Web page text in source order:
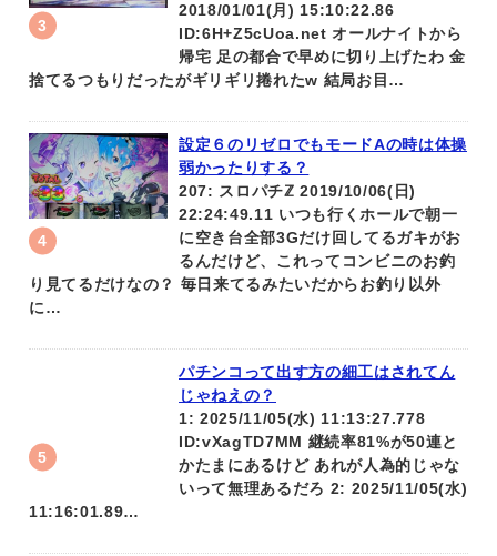
2018/01/01(月) 15:10:22.86
ID:6H+Z5cUoa.net オールナイトから
帰宅 足の都合で早めに切り上げたわ 金
捨てるつもりだったがギリギリ捲れたw 結局お目…
設定６のリゼロでもモードAの時は体操
弱かったりする？
207: スロパチℤ 2019/10/06(日)
22:24:49.11 いつも行くホールで朝一
に空き台全部3Gだけ回してるガキがお
るんだけど、これってコンビニのお釣
り見てるだけなの？ 毎日来てるみたいだからお釣り以外
に…
パチンコって出す方の細工はされてん
じゃねえの？
1: 2025/11/05(水) 11:13:27.778
ID:vXagTD7MM 継続率81%が50連と
かたまにあるけど あれが人為的じゃな
いって無理あるだろ 2: 2025/11/05(水)
11:16:01.89…